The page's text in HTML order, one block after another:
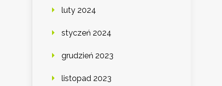
luty 2024
styczeń 2024
grudzień 2023
listopad 2023